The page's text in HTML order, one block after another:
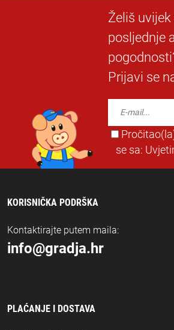
Želiš
posljednje
Prijavi se
se sa:
KORISNIČKA PODRŠKA
Kontaktirajte putem maila:
info@gradja.hr
PLAĆANJE I DOSTAVA